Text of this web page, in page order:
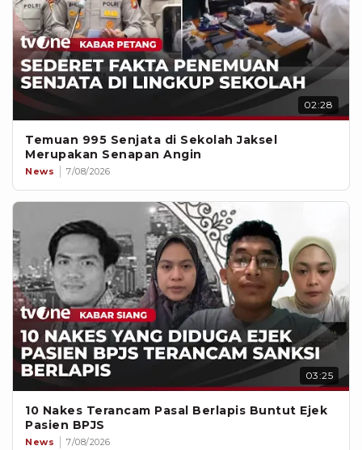
02:28
Temuan 995 Senjata di Sekolah Jaksel
Merupakan Senapan Angin
News 7/08/2026
03:25
10 Nakes Terancam Pasal Berlapis Buntut Ejek
Pasien BPJS
News 7/08/2026